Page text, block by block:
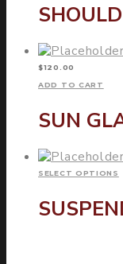
$120.00
ADD TO CART
SUN
SELECT OPTIONS